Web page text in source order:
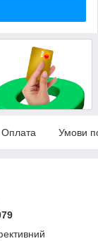
Оплата Умови